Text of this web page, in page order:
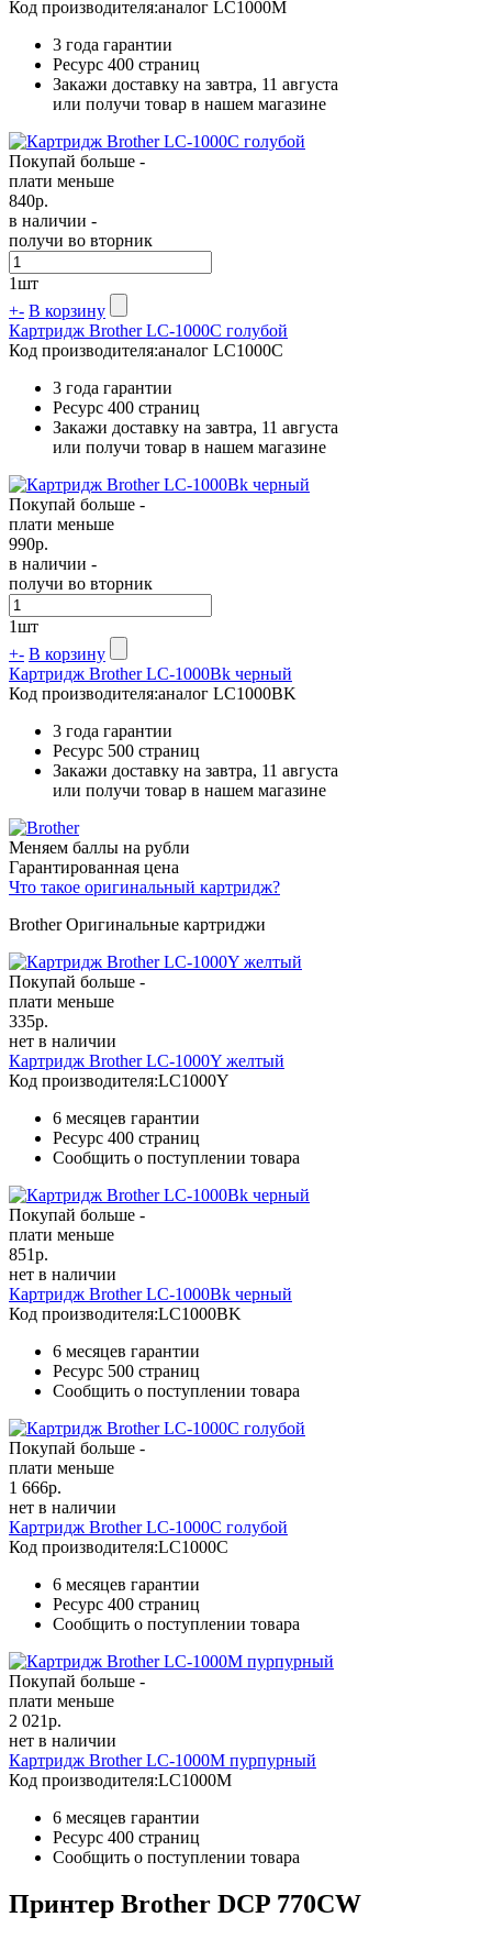
Код производителя:аналог LC1000M
3 года гарантии
Ресурс 400 страниц
Закажи доставку на завтра, 11 августа
или получи товар в нашем магазине
Покупай больше -
плати меньше
840р.
в наличии -
получи во вторник
1шт
+- В корзину
Картридж Brother LC-1000C голубой
Код производителя:аналог LC1000C
3 года гарантии
Ресурс 400 страниц
Закажи доставку на завтра, 11 августа
или получи товар в нашем магазине
Покупай больше -
плати меньше
990р.
в наличии -
получи во вторник
1шт
+- В корзину
Картридж Brother LC-1000Bk черный
Код производителя:аналог LC1000BK
3 года гарантии
Ресурс 500 страниц
Закажи доставку на завтра, 11 августа
или получи товар в нашем магазине
Меняем баллы на рубли
Гарантированная цена
Что такое оригинальный картридж?
Brother Оригинальные картриджи
Покупай больше -
плати меньше
335р.
нет в наличии
Картридж Brother LC-1000Y желтый
Код производителя:LC1000Y
6 месяцев гарантии
Ресурс 400 страниц
Сообщить о поступлении товара
Покупай больше -
плати меньше
851р.
нет в наличии
Картридж Brother LC-1000Bk черный
Код производителя:LC1000BK
6 месяцев гарантии
Ресурс 500 страниц
Сообщить о поступлении товара
Покупай больше -
плати меньше
1 666р.
нет в наличии
Картридж Brother LC-1000C голубой
Код производителя:LC1000C
6 месяцев гарантии
Ресурс 400 страниц
Сообщить о поступлении товара
Покупай больше -
плати меньше
2 021р.
нет в наличии
Картридж Brother LC-1000M пурпурный
Код производителя:LC1000M
6 месяцев гарантии
Ресурс 400 страниц
Сообщить о поступлении товара
Принтер Brother DCP 770CW